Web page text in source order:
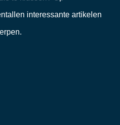
interessante artikelen